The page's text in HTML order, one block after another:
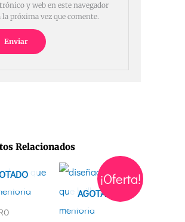
y web en este navegador
la próxima vez que comente.
Relacionados
¡Oferta!
AGOTADO
El
precio
original
era:
El
precio
actual
es: